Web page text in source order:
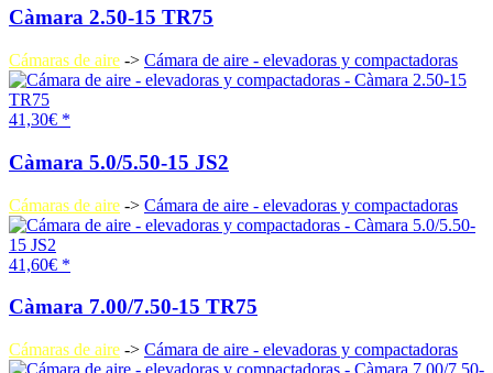
Càmara 2.50-15 TR75
Cámaras de aire -> Cámara de aire - elevadoras y compactadoras
41,30€ *
Càmara 5.0/5.50-15 JS2
Cámaras de aire -> Cámara de aire - elevadoras y compactadoras
41,60€ *
Càmara 7.00/7.50-15 TR75
Cámaras de aire -> Cámara de aire - elevadoras y compactadoras